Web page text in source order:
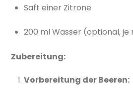
Saft einer Zitrone
200 ml Wasser (optional, je
Zubereitung:
Vorbereitung der Beeren: